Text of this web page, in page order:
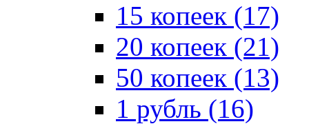
15 копеек (17)
20 копеек (21)
50 копеек (13)
1 рубль (16)